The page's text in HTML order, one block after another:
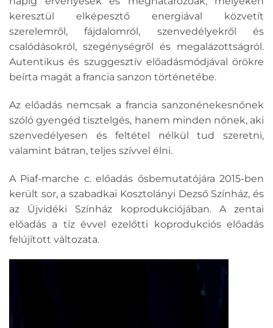
keresztül elképesztő energiával közvetít
szerelemről, fájdalomról, szenvedélyekről és
csalódásokról, szegénységről és megalázottságról.
Autentikus és szuggesztív előadásmódjával örökre
beírta magát a francia sanzon történetébe.
Az előadás nemcsak a francia sanzonénekesnőnek
szóló gyengéd tisztelgés, hanem minden nőnek, aki
szenvedélyesen és feltétel nélkül tud szeretni,
valamint bátran, teljes szívvel élni.
A Piaf-marche c. előadás ősbemutatójára 2015-ben
került sor, a szabadkai Kosztolányi Dezső Színház, és
az Újvidéki Színház koprodukciójában. A zentai
előadás a tíz évvel ezelőtti koprodukciós előadás
felújított változata.